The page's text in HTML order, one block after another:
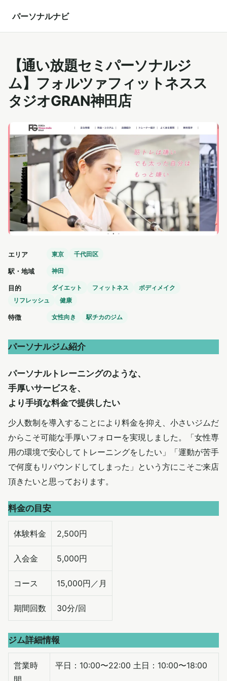
パーソナルナビ
【通い放題セミパーソナルジ
ム】フォルツァフィットネスス
タジオGRAN神田店
エリア 東京 千代田区
駅・地域 神田
目的 ダイエット フィットネス
ボディメイク
リフレッシュ
健康
特徴 女性向き 駅チカのジム
パーソナルジム紹介
パーソナルトレーニングのような、
手厚いサービスを、
より手頃な料金で提供したい
少人数制を導入することにより料金を抑え、小さいジムだ
からこそ可能な手厚いフォローを実現しました。「女性専
用の環境で安心してトレーニングをしたい」「運動が苦手
で何度もリバウンドしてしまった」という方にこそご来店
頂きたいと思っております。
料金の目安
体験料金 2,500円
入会金 5,000円
コース 15,000円／月
期間回数 30分/回
ジム詳細情報
営業時
平日：10:00〜22:00 土日：10:00〜18:00